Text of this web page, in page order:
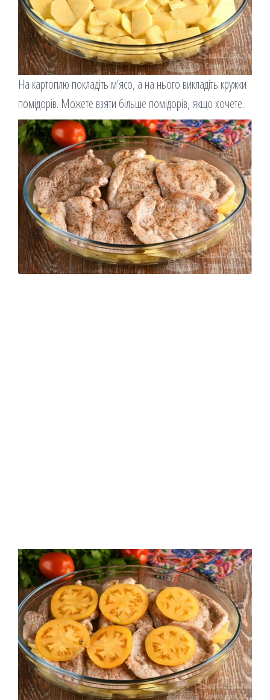
На картоплю покладіть м’ясо, а на нього викладіть кружки
помідорів. Можете взяти більше помідорів, якщо хочете.